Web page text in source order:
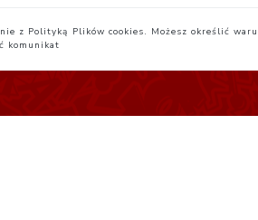
z Polityką Plików cookies. Możesz określić
komunikat